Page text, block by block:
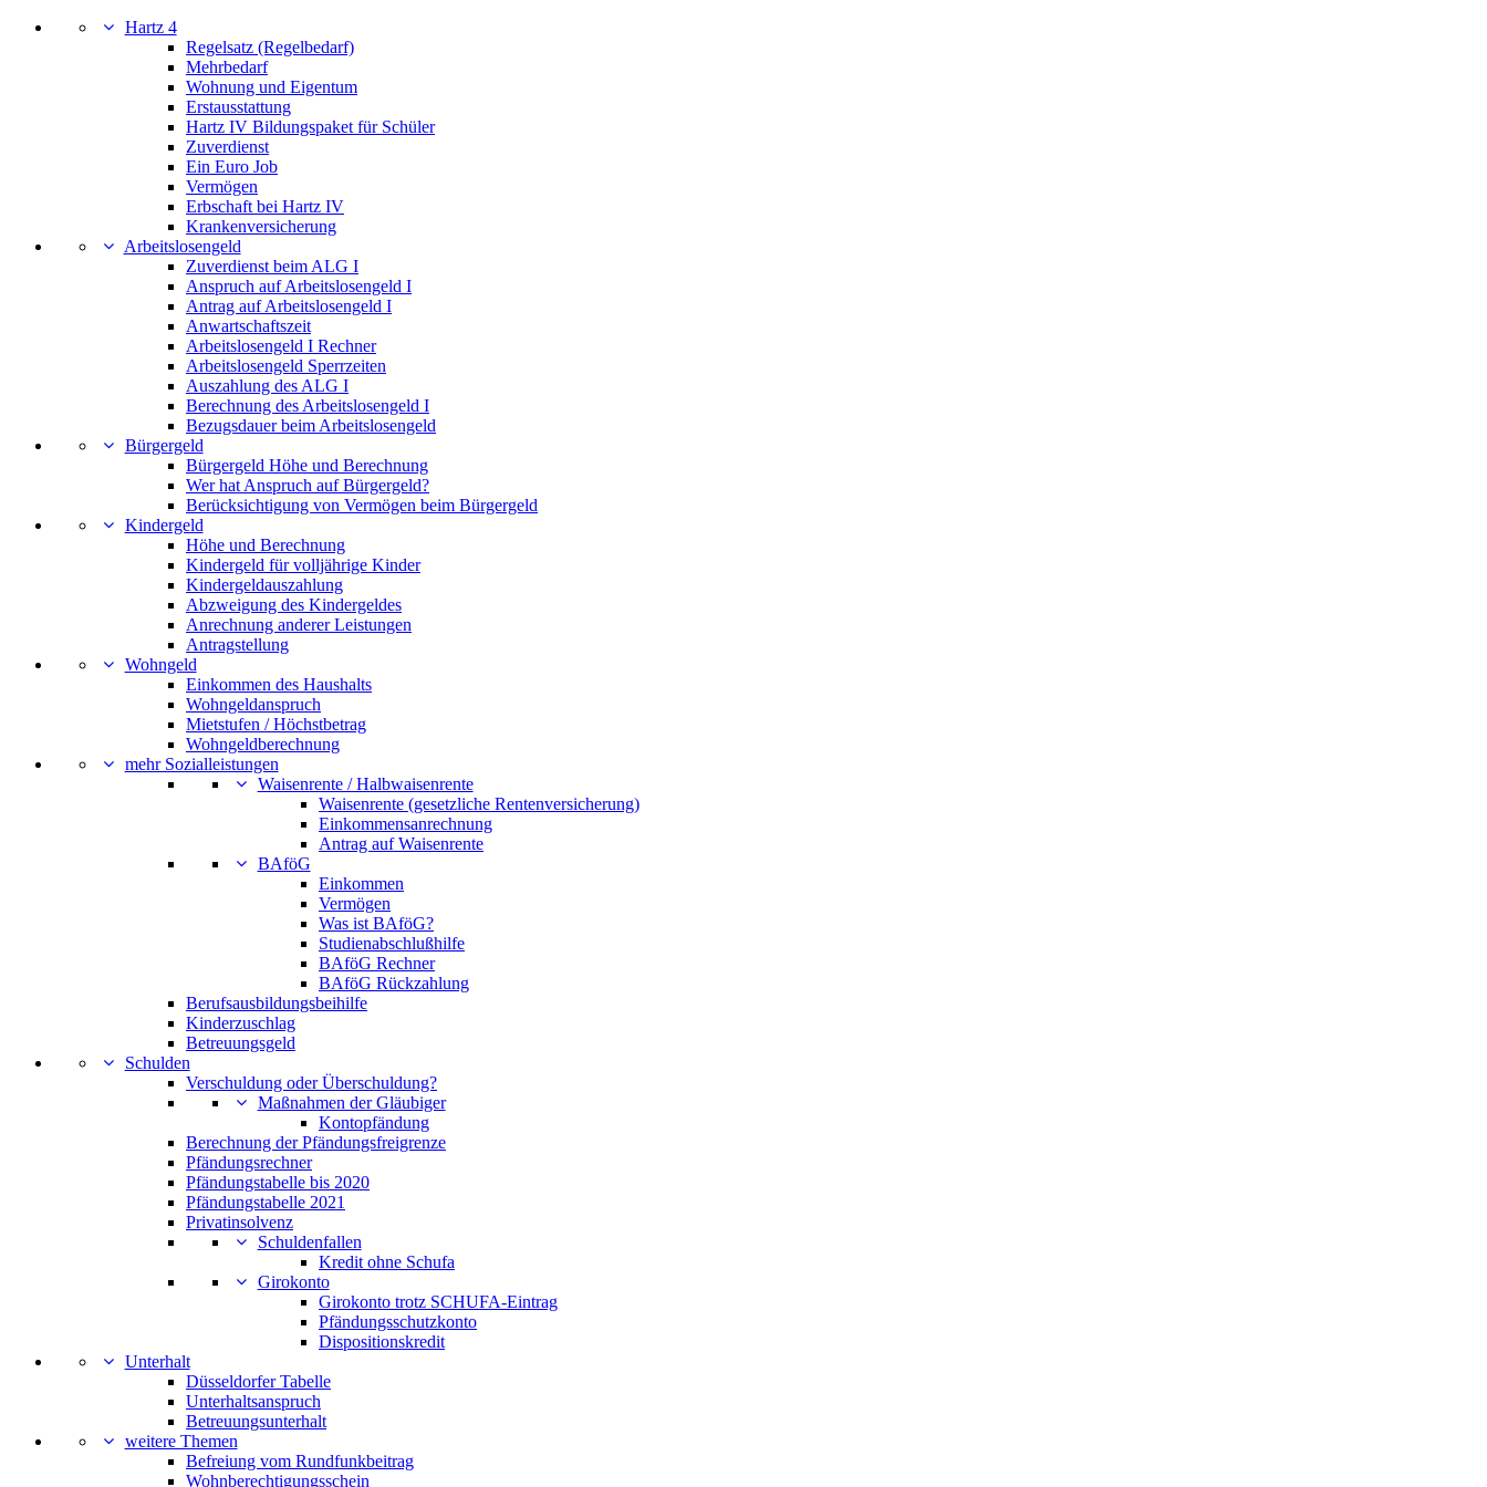
Hartz 4
Regelsatz (Regelbedarf)
Mehrbedarf
Wohnung und Eigentum
Erstausstattung
Hartz IV Bildungspaket für Schüler
Zuverdienst
Ein Euro Job
Vermögen
Erbschaft bei Hartz IV
Krankenversicherung
Arbeitslosengeld
Zuverdienst beim ALG I
Anspruch auf Arbeitslosengeld I
Antrag auf Arbeitslosengeld I
Anwartschaftszeit
Arbeitslosengeld I Rechner
Arbeitslosengeld Sperrzeiten
Auszahlung des ALG I
Berechnung des Arbeitslosengeld I
Bezugsdauer beim Arbeitslosengeld
Bürgergeld
Bürgergeld Höhe und Berechnung
Wer hat Anspruch auf Bürgergeld?
Berücksichtigung von Vermögen beim Bürgergeld
Kindergeld
Höhe und Berechnung
Kindergeld für volljährige Kinder
Kindergeldauszahlung
Abzweigung des Kindergeldes
Anrechnung anderer Leistungen
Antragstellung
Wohngeld
Einkommen des Haushalts
Wohngeldanspruch
Mietstufen / Höchstbetrag
Wohngeldberechnung
mehr Sozialleistungen
Waisenrente / Halbwaisenrente
Waisenrente (gesetzliche Rentenversicherung)
Einkommensanrechnung
Antrag auf Waisenrente
BAföG
Einkommen
Vermögen
Was ist BAföG?
Studienabschlußhilfe
BAföG Rechner
BAföG Rückzahlung
Berufsausbildungsbeihilfe
Kinderzuschlag
Betreuungsgeld
Schulden
Verschuldung oder Überschuldung?
Maßnahmen der Gläubiger
Kontopfändung
Berechnung der Pfändungsfreigrenze
Pfändungsrechner
Pfändungstabelle bis 2020
Pfändungstabelle 2021
Privatinsolvenz
Schuldenfallen
Kredit ohne Schufa
Girokonto
Girokonto trotz SCHUFA-Eintrag
Pfändungsschutzkonto
Dispositionskredit
Unterhalt
Düsseldorfer Tabelle
Unterhaltsanspruch
Betreuungsunterhalt
weitere Themen
Befreiung vom Rundfunkbeitrag
Wohnberechtigungsschein